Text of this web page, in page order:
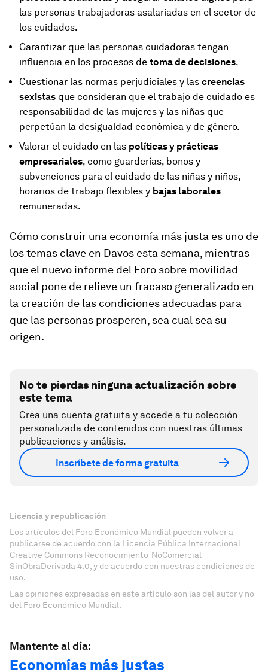
las personas trabajadoras asalariadas en el sector de
los cuidados.
Garantizar que las personas cuidadoras tengan
influencia en los procesos de toma de decisiones.
Cuestionar las normas perjudiciales y las creencias
sexistas que consideran que el trabajo de cuidado es
responsabilidad de las mujeres y las niñas que
perpetúan la desigualdad económica y de género.
Valorar el cuidado en las políticas y prácticas
empresariales, como guarderías, bonos y
subvenciones para el cuidado de las niñas y niños,
horarios de trabajo flexibles y bajas laborales
remuneradas.
Cómo construir una economía más justa es uno de
los temas clave en Davos esta semana, mientras
que el nuevo informe del Foro sobre movilidad
social pone de relieve un fracaso generalizado en
la creación de las condiciones adecuadas para
que las personas prosperen, sea cual sea su
origen.
No te pierdas ninguna actualización sobre
este tema
Crea una cuenta gratuita y accede a tu colección
personalizada de contenidos con nuestras últimas
publicaciones y análisis.
Inscríbete de forma gratuita
Licencia y republicación
Los artículos del Foro Económico Mundial pueden volver a
publicarse de acuerdo con la Licencia Pública Internacional
Creative Commons Reconocimiento-NoComercial-
SinObraDerivada 4.0, y de acuerdo con nuestras condiciones de
uso.
Las opiniones expresadas en este artículo son las del autor y no
del Foro Económico Mundial.
Mantente al día:
Economías más justas